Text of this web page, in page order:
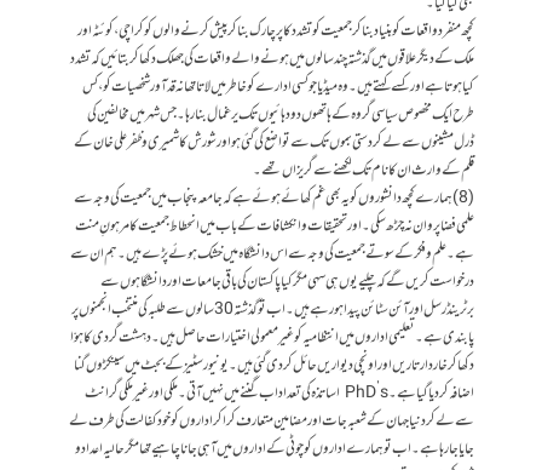
کچھ منفرد واقعات کو بنیاد بنا کر جمعیت کو تشدد کا پرچارک بنا کر پیش کرنے والوں کو کراچی، کوئٹہ اور
ملک کے دیگر علاقوں میں گذشتہ چند سالوں میں ہونے والے واقعات کی جھلک دکھا کر بتائیں کہ تشدد
کیا ہوتا ہے اور کسے کہتے ہیں۔ وہ میڈیا جو کسی ادارے کو خاطر میں لاتا تھا نہ قدآور شخصیات کو، کس
طرح ایک مخصوص سیاسی گروہ کے ہاتھوں دو دہائیوں تک یرغمال بنا رہا۔ جس شہر میں مخالفین کی
ڈرل مشینوں سے لے کر دستی بموں تک سے تواضع کی گئی ہو اور شورش کاشمیری و ظفرعلی خان کے
قلم کے وارث ان کا نام تک لکھنے سے گریزاں تھے۔
(8) ہمارے کچھ دانشوروں کو یہ بھی غم کھائے ہوئے ہے کہ جامعہ پنجاب میں جمعیت کی وجہ سے
علمی فضا پروان نہ چڑھ سکی۔ اور تحقیقات و انکشافات کے باب میں انحطاط جمعیت کا مرہونِ منت
ہے۔ علم و فکر کے سوتے جمعیت کی وجہ سے اس دانشگاہ میں خشک ہوئے پڑے ہیں۔ ہم ان سے
درخواست کریں گے کہ چلیے یوں ہی سہی مگر کیا پاکستان کی باقی جامعات اور دانشگاہوں سے
برٹرینڈرسل اور آئن سٹائن پیدا ہو رہے ہیں۔ اب تو گذشتہ 30 سالوں سے طلبہ کی منتخب انجمنوں پر
پابندی ہے۔ تعلیمی اداروں میں انتظامیہ کو غیرمعمولی اختیارات حاصل ہیں۔ دہشت گردی کا ہوّا
دکھا کر خاردار تاریں اور اونچی دیواریں حائل کردی گئی ہیں۔ یونیورسٹیز کے بجٹ میں سینکڑوں گنا
اضافہ کردیا گیا ہے۔ PhD’s اساتذہ کی تعداد اب گننے میں نہیں آتی۔ ملکی اور غیر ملکی گرانٹ
سے لے کر دنیا جہان کے شعبہ جات اور مضامین متعارف کرا کر اداروں کو خود کفالت کی طرف لے
جایا جا رہاہے۔ اب تو ہمارے اداروں کو چوٹی کے اداروں میں آہی جانا چاہیے تھا مگر حالیہ اعداد و